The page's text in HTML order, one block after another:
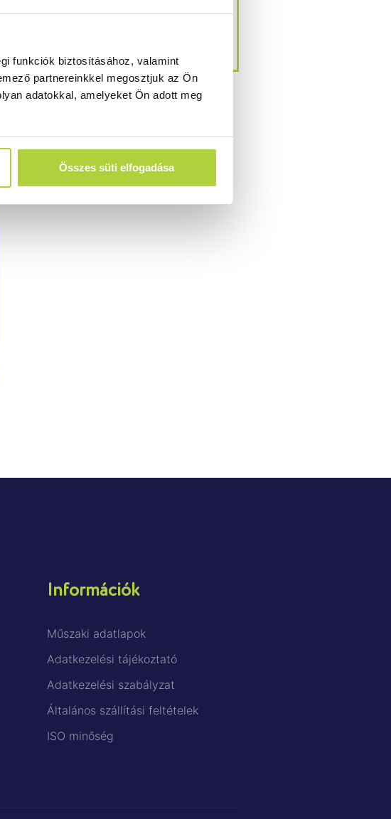
funkciók biztosításához, valamint
partnereinkkel megosztjuk az Ön
adatokkal, amelyeket Ön adott meg
Összes süti elfogadása
Információk
Műszaki adatlapok
Adatkezelési tájékoztató
Adatkezelési szabályzat
Általános szállítási feltételek
ISO minőség